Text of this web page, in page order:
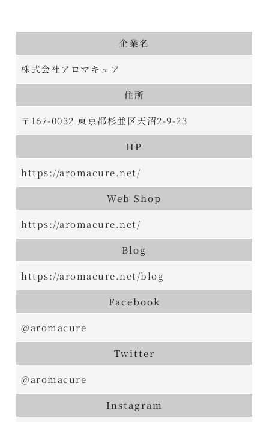
企業名
株式会社アロマキュア
住所
〒167-0032 東京都杉並区天沼2-9-23
HP
https://aromacure.net/
Web Shop
https://aromacure.net/
Blog
https://aromacure.net/blog
Facebook
@aromacure
Twitter
@aromacure
Instagram